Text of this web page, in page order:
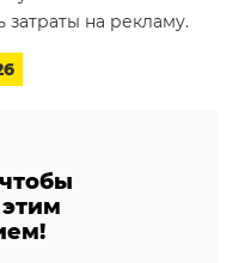
на рекламу.
этим